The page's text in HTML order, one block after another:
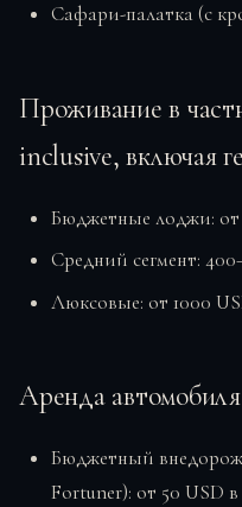
Сафари-палатка (с
Проживание в
inclusive, включая
Бюджетные лоджи: от
Средний сегмент:
Люксовые: от 1000
Аренда автомобиля
Бюджетный
Fortuner): от 50 USD в